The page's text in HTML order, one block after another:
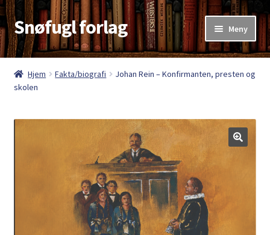
Hopp
til
navigasjon
Hopp
til
innhold
Snøfugl forlag Meny
Hjem
Aktuelt
Antikvariske bøker
Hjem Fakta/biografi
Johan Rein – Konfirmanten, presten og
skolen